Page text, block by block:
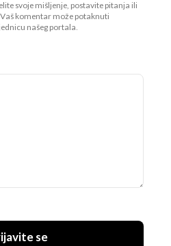
svoje mišljenje, postavite pitanja ili
komentar može potaknuti
našeg portala.
se